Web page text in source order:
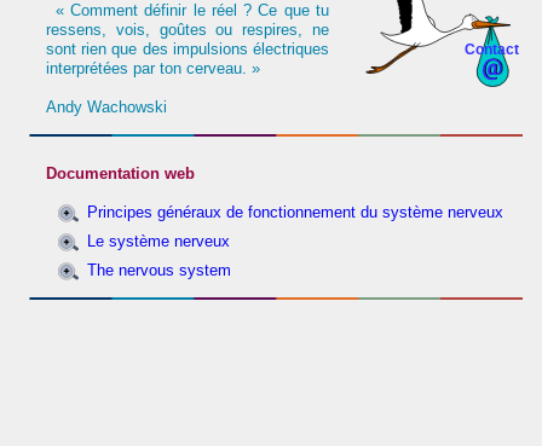
Contact
« Comment définir le réel ? Ce que tu
ressens, vois, goûtes ou respires, ne
sont rien que des impulsions électriques
interprétées par ton cerveau. »
Andy Wachowski
Documentation web
Principes généraux de fonctionnement du système nerveux
Le système nerveux
The nervous system